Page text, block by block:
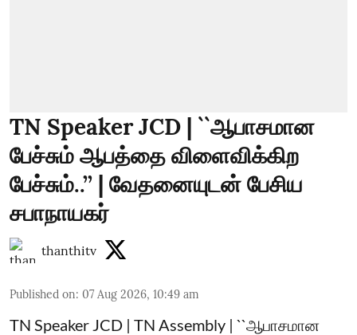
TN Speaker JCD | ``ஆபாசமான
பேச்சும் ஆபத்தை விளைவிக்கிற
பேச்சும்..’’ | வேதனையுடன் பேசிய
சபாநாயகர்
thanthitv
Published on: 07 Aug 2026, 10:49 am
TN Speaker JCD | TN Assembly | ``ஆபாசமான